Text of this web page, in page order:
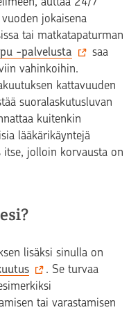
jokaisena
tai matkatapaturman
-palvelusta
saa
vahinkoihin.
kattavuuden
suoralaskutusluvan
kuitenkin
lääkärikäyntejä
itse, jolloin korvausta on
lisäksi sinulla on
. Se turvaa
tai varastamisen